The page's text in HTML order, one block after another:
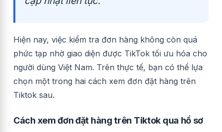
Hiện nay, việc kiểm tra đơn hàng không còn quá
phức tạp nhờ giao diện được TikTok tối ưu hóa cho
người dùng Việt Nam. Trên thực tế, bạn có thể lựa
chọn một trong hai cách xem đơn đặt hàng trên
Tiktok sau.
Cách xem đơn đặt hàng trên Tiktok qua hồ sơ